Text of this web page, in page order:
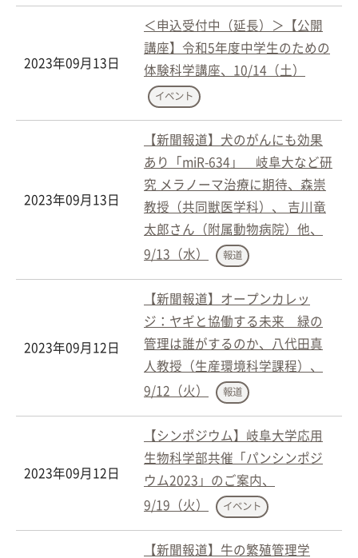
2023年09月13日
＜申込受付中（延長）＞【公開
講座】令和5年度中学生のための
体験科学講座、10/14（土）
イベント
2023年09月13日
【新聞報道】犬のがんにも効果
あり「miR-634」 岐阜大など研
究 メラノーマ治療に期待、森崇
教授（共同獣医学科）、 吉川竜
太郎さん（附属動物病院）他、
9/13（水）
報道
2023年09月12日
【新聞報道】オープンカレッ
ジ：ヤギと協働する未来 緑の
管理は誰がするのか、八代田真
人教授（生産環境科学課程）、
9/12（火）
報道
2023年09月12日
【シンポジウム】岐阜大学応用
生物科学部共催「パンシンポジ
ウム2023」のご案内、
9/19（火）
イベント
【新聞報道】牛の繁殖管理学